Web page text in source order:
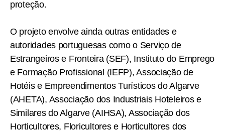
proteção.
O projeto envolve ainda outras entidades e
autoridades portuguesas como o Serviço de
Estrangeiros e Fronteira (SEF), Instituto do Emprego
e Formação Profissional (IEFP), Associação de
Hotéis e Empreendimentos Turísticos do Algarve
(AHETA), Associação dos Industriais Hoteleiros e
Similares do Algarve (AIHSA), Associação dos
Horticultores, Floricultores e Horticultores dos